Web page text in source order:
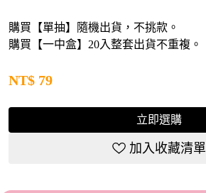
購買【單抽】隨機出貨，不挑款。
購買【一中盒】20入整套出貨不重複。
NT$ 79
立即選購
加入收藏清單